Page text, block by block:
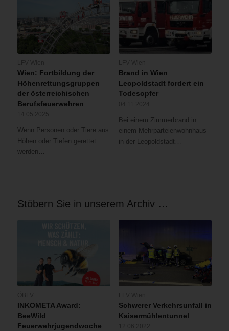
Wien: Fortbildung der
Höhenrettungsgruppen
der österreichischen
Berufsfeuerwehren
Wenn Personen oder Tiere aus
Höhen oder Tiefen gerettet
werden…
Brand in Wien
Leopoldstadt fordert ein
Todesopfer
Bei einem Zimmerbrand in
einem Mehrparteienwohnhaus
in der Leopoldstadt…
Stöbern Sie in unserem Archiv …
INKOMETA Award:
BeeWild
Feuerwehrjugendwoche
Schwerer Verkehrsunfall in
Kaisermühlentunnel